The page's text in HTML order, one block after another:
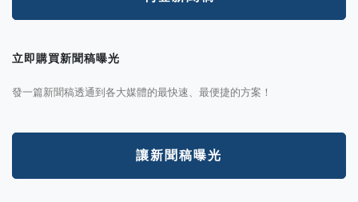
立即購買新聞稿曝光
發一篇新聞稿透通到各大媒體的最快速、最便捷的方案！
讓新聞稿曝光